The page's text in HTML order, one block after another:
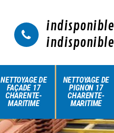
indisponible
indisponible
NETTOYAGE DE
FAÇADE 17
CHARENTE-
MARITIME
NETTOYAGE DE
PIGNON 17
CHARENTE-
MARITIME